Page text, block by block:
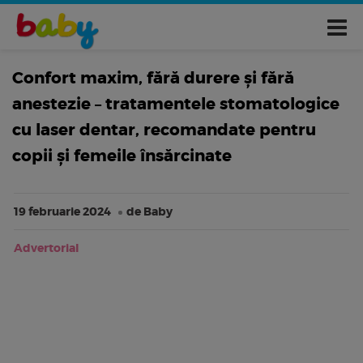
Confort maxim, fără durere și fără
anestezie – tratamentele stomatologice
cu laser dentar, recomandate pentru
copii și femeile însărcinate
19 februarie 2024 de Baby
Advertorial